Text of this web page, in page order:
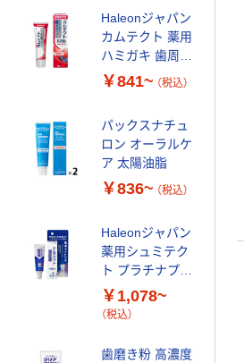
Haleonジャパン
カムテクト 薬用
ハミガキ 歯周病
（歯肉炎・歯槽膿
￥841~ （税込）
パックスナチュ
ロン オーラルケ
ア 太陽油脂
￥836~ （税込）
Haleonジャパン
薬用シュミテク
ト プラチナプロ
テクトEX ハミ
ガキ 高濃度フッ
￥1,078~
（税込）
歯磨き粉 高濃度